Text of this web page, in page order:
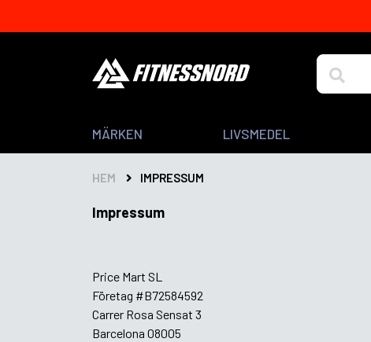
Search
MÄRKEN LIVSMEDEL
HEM IMPRESSUM
Impressum
Price Mart SL
Företag #B72584592
Carrer Rosa Sensat 3
Barcelona 08005